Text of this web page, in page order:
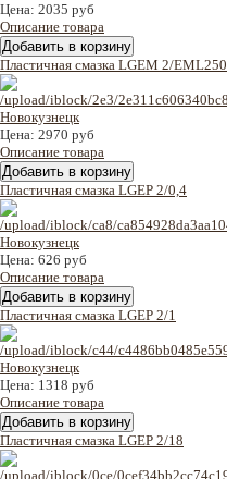
Цена: 2035 руб
Описание товара
Пластичная смазка LGEM 2/EML250
Цена: 2970 руб
Описание товара
Пластичная смазка LGEP 2/0,4
Цена: 626 руб
Описание товара
Пластичная смазка LGEP 2/1
Цена: 1318 руб
Описание товара
Пластичная смазка LGEP 2/18